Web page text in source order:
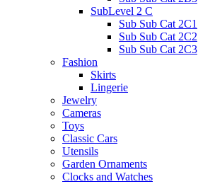
SubLevel 2 C
Sub Sub Cat 2C1
Sub Sub Cat 2C2
Sub Sub Cat 2C3
Fashion
Skirts
Lingerie
Jewelry
Cameras
Toys
Classic Cars
Utensils
Garden Ornaments
Clocks and Watches